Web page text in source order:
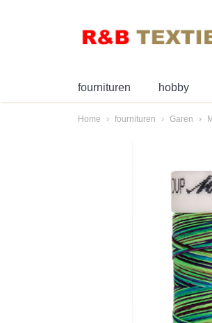
fournituren hobby
Home › fournituren › Garen ›